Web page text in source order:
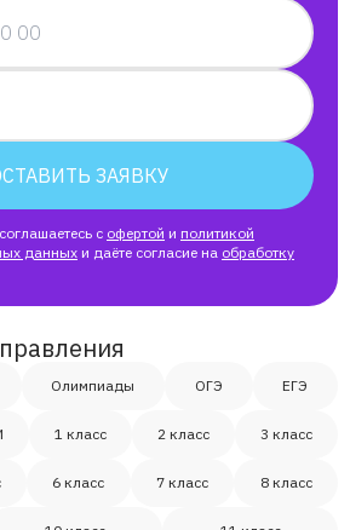
ЗАЯВКУ
с офертой и политикой
данных и даёте согласие на обработку
Олимпиады ОГЭ ЕГЭ
1 класс 2 класс 3 класс
6 класс 7 класс 8 класс